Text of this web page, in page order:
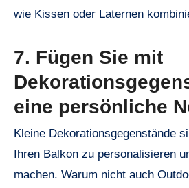
wie Kissen oder Laternen
7. Fügen Sie mit
eine persönliche
Kleine Dekorationsgegenstände
Ihren Balkon zu personalisieren
machen. Warum nicht auch